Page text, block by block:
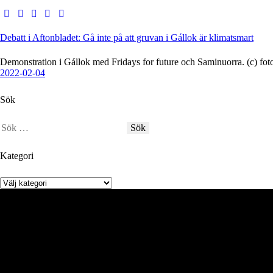
Debatt i Aftonbladet: Gå inte på att gruvan i Gállok är klimatsmart
Demonstration i Gállok med Fridays for future och Saminuorra. (c)
2022-02-04
Sök
Kategori